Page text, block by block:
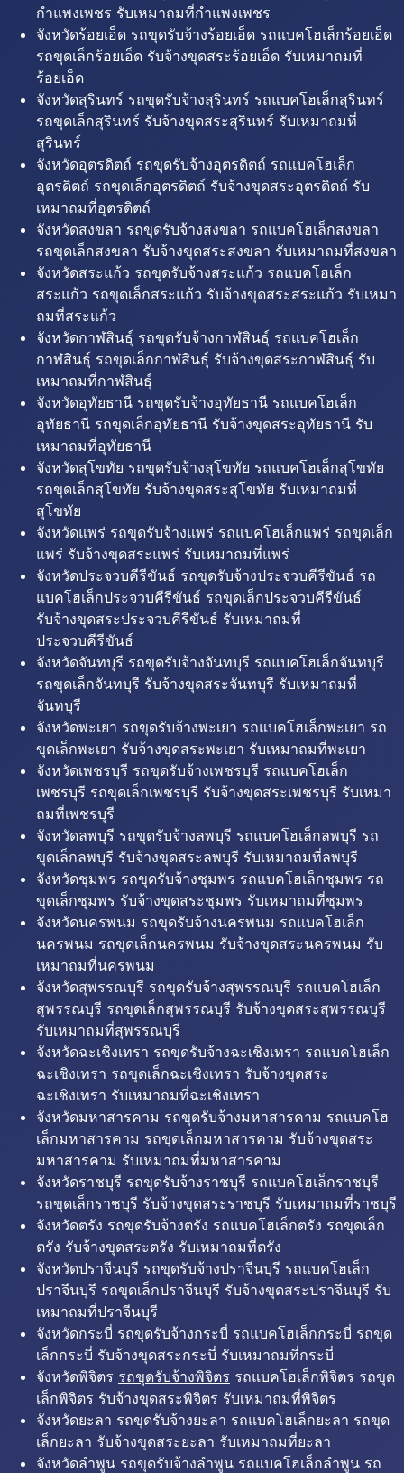
กำแพงเพชร รับเหมาถมที่กำแพงเพชร
จังหวัดร้อยเอ็ด รถขุดรับจ้างร้อยเอ็ด รถแบคโฮเล็กร้อยเอ็ด
รถขุดเล็กร้อยเอ็ด รับจ้างขุดสระร้อยเอ็ด รับเหมาถมที่
ร้อยเอ็ด
จังหวัดสุรินทร์ รถขุดรับจ้างสุรินทร์ รถแบคโฮเล็กสุรินทร์
รถขุดเล็กสุรินทร์ รับจ้างขุดสระสุรินทร์ รับเหมาถมที่
สุรินทร์
จังหวัดอุตรดิตถ์ รถขุดรับจ้างอุตรดิตถ์ รถแบคโฮเล็ก
อุตรดิตถ์ รถขุดเล็กอุตรดิตถ์ รับจ้างขุดสระอุตรดิตถ์ รับ
เหมาถมที่อุตรดิตถ์
จังหวัดสงขลา รถขุดรับจ้างสงขลา รถแบคโฮเล็กสงขลา
รถขุดเล็กสงขลา รับจ้างขุดสระสงขลา รับเหมาถมที่สงขลา
จังหวัดสระแก้ว รถขุดรับจ้างสระแก้ว รถแบคโฮเล็ก
สระแก้ว รถขุดเล็กสระแก้ว รับจ้างขุดสระสระแก้ว รับเหมา
ถมที่สระแก้ว
จังหวัดกาฬสินธุ์ รถขุดรับจ้างกาฬสินธุ์ รถแบคโฮเล็ก
กาฬสินธุ์ รถขุดเล็กกาฬสินธุ์ รับจ้างขุดสระกาฬสินธุ์ รับ
เหมาถมที่กาฬสินธุ์
จังหวัดอุทัยธานี รถขุดรับจ้างอุทัยธานี รถแบคโฮเล็ก
อุทัยธานี รถขุดเล็กอุทัยธานี รับจ้างขุดสระอุทัยธานี รับ
เหมาถมที่อุทัยธานี
จังหวัดสุโขทัย รถขุดรับจ้างสุโขทัย รถแบคโฮเล็กสุโขทัย
รถขุดเล็กสุโขทัย รับจ้างขุดสระสุโขทัย รับเหมาถมที่
สุโขทัย
จังหวัดแพร่ รถขุดรับจ้างแพร่ รถแบคโฮเล็กแพร่ รถขุดเล็ก
แพร่ รับจ้างขุดสระแพร่ รับเหมาถมที่แพร่
จังหวัดประจวบคีรีขันธ์ รถขุดรับจ้างประจวบคีรีขันธ์ รถ
แบคโฮเล็กประจวบคีรีขันธ์ รถขุดเล็กประจวบคีรีขันธ์
รับจ้างขุดสระประจวบคีรีขันธ์ รับเหมาถมที่
ประจวบคีรีขันธ์
จังหวัดจันทบุรี รถขุดรับจ้างจันทบุรี รถแบคโฮเล็กจันทบุรี
รถขุดเล็กจันทบุรี รับจ้างขุดสระจันทบุรี รับเหมาถมที่
จันทบุรี
จังหวัดพะเยา รถขุดรับจ้างพะเยา รถแบคโฮเล็กพะเยา รถ
ขุดเล็กพะเยา รับจ้างขุดสระพะเยา รับเหมาถมที่พะเยา
จังหวัดเพชรบุรี รถขุดรับจ้างเพชรบุรี รถแบคโฮเล็ก
เพชรบุรี รถขุดเล็กเพชรบุรี รับจ้างขุดสระเพชรบุรี รับเหมา
ถมที่เพชรบุรี
จังหวัดลพบุรี รถขุดรับจ้างลพบุรี รถแบคโฮเล็กลพบุรี รถ
ขุดเล็กลพบุรี รับจ้างขุดสระลพบุรี รับเหมาถมที่ลพบุรี
จังหวัดชุมพร รถขุดรับจ้างชุมพร รถแบคโฮเล็กชุมพร รถ
ขุดเล็กชุมพร รับจ้างขุดสระชุมพร รับเหมาถมที่ชุมพร
จังหวัดนครพนม รถขุดรับจ้างนครพนม รถแบคโฮเล็ก
นครพนม รถขุดเล็กนครพนม รับจ้างขุดสระนครพนม รับ
เหมาถมที่นครพนม
จังหวัดสุพรรณบุรี รถขุดรับจ้างสุพรรณบุรี รถแบคโฮเล็ก
สุพรรณบุรี รถขุดเล็กสุพรรณบุรี รับจ้างขุดสระสุพรรณบุรี
รับเหมาถมที่สุพรรณบุรี
จังหวัดฉะเชิงเทรา รถขุดรับจ้างฉะเชิงเทรา รถแบคโฮเล็ก
ฉะเชิงเทรา รถขุดเล็กฉะเชิงเทรา รับจ้างขุดสระ
ฉะเชิงเทรา รับเหมาถมที่ฉะเชิงเทรา
จังหวัดมหาสารคาม รถขุดรับจ้างมหาสารคาม รถแบคโฮ
เล็กมหาสารคาม รถขุดเล็กมหาสารคาม รับจ้างขุดสระ
มหาสารคาม รับเหมาถมที่มหาสารคาม
จังหวัดราชบุรี รถขุดรับจ้างราชบุรี รถแบคโฮเล็กราชบุรี
รถขุดเล็กราชบุรี รับจ้างขุดสระราชบุรี รับเหมาถมที่ราชบุรี
จังหวัดตรัง รถขุดรับจ้างตรัง รถแบคโฮเล็กตรัง รถขุดเล็ก
ตรัง รับจ้างขุดสระตรัง รับเหมาถมที่ตรัง
จังหวัดปราจีนบุรี รถขุดรับจ้างปราจีนบุรี รถแบคโฮเล็ก
ปราจีนบุรี รถขุดเล็กปราจีนบุรี รับจ้างขุดสระปราจีนบุรี รับ
เหมาถมที่ปราจีนบุรี
จังหวัดกระบี่ รถขุดรับจ้างกระบี่ รถแบคโฮเล็กกระบี่ รถขุด
เล็กกระบี่ รับจ้างขุดสระกระบี่ รับเหมาถมที่กระบี่
จังหวัดพิจิตร รถขุดรับจ้างพิจิตร รถแบคโฮเล็กพิจิตร รถขุด
เล็กพิจิตร รับจ้างขุดสระพิจิตร รับเหมาถมที่พิจิตร
จังหวัดยะลา รถขุดรับจ้างยะลา รถแบคโฮเล็กยะลา รถขุด
เล็กยะลา รับจ้างขุดสระยะลา รับเหมาถมที่ยะลา
จังหวัดลำพูน รถขุดรับจ้างลำพูน รถแบคโฮเล็กลำพูน รถ